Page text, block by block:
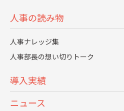
人事の読み物
人事ナレッジ集
人事部長の想い切りトーク
導入実績
ニュース
「働くイメージ」が持て
の問題）
給与や福利厚生などの条件面よ
職場の雰囲気、キャリアパスに
因となるケースが増えています。
候補者は「この会社で自分がど
ジできないまま内定を保有し、